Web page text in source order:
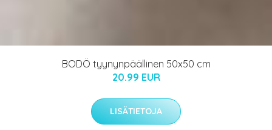
BODÖ tyynynpäällinen 50x50 cm
20.99 EUR
LISÄTIETOJA